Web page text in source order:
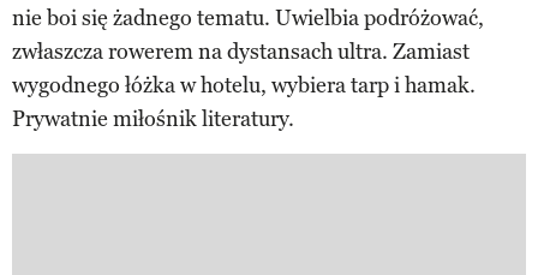
nie boi się żadnego tematu. Uwielbia podróżować,
zwłaszcza rowerem na dystansach ultra. Zamiast
wygodnego łóżka w hotelu, wybiera tarp i hamak.
Prywatnie miłośnik literatury.